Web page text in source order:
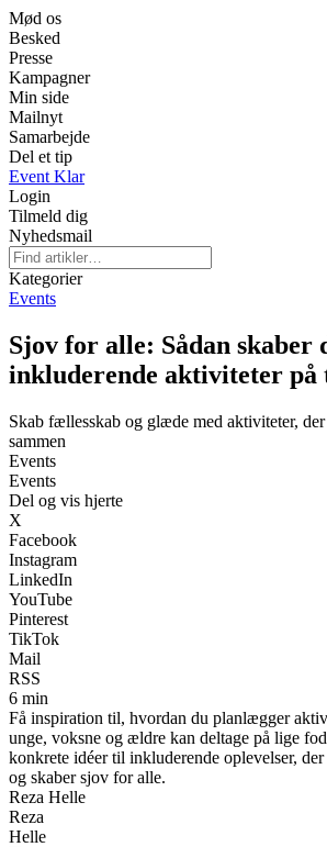
Mød os
Besked
Presse
Kampagner
Min side
Mailnyt
Samarbejde
Del et tip
Event Klar
Login
Tilmeld dig
Nyhedsmail
Kategorier
Events
Sjov for alle: Sådan skaber
inkluderende aktiviteter
Skab fællesskab og glæde med aktiviteter,
sammen
Events
Events
Del og vis hjerte
X
Facebook
Instagram
LinkedIn
YouTube
Pinterest
TikTok
Mail
RSS
6 min
Få inspiration til, hvordan du planlægger
unge, voksne og ældre kan deltage på lige
konkrete idéer til inkluderende oplevelser,
og skaber sjov for alle.
Reza Helle
Reza
Helle